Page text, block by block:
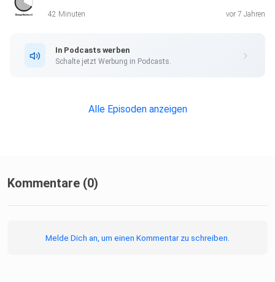
22:26 — Chronotypen
29:39 — Apell an das Design
Wenn Du
42 Minuten vor 7 Jahren
In Podcasts werben
Schalte jetzt Werbung in Podcasts.
Alle Episoden anzeigen
Kommentare (0)
Melde Dich an, um einen Kommentar zu schreiben.